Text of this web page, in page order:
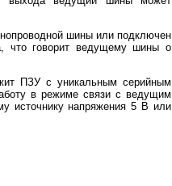
шины или подключен
что говорит ведущему шины о
ПЗУ с уникальным серийным
в режиме связи с ведущим
источнику напряжения 5 В или